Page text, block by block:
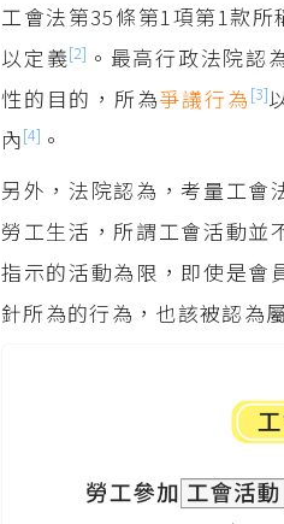
工會法第35條第1項第1款
以定義[2] 。最高行政法院認
性的目的，所為爭議行為 [3]
內[4] 。
另外，法院認為，考量工會
勞工生活，所謂工會活動並
指示的活動為限，即使是會
針所為的行為，也該被認為